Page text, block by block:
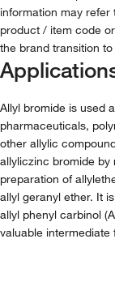
information may refer
product / item code
the brand transition
Allyl bromide is used
pharmaceuticals,
other allylic
allyliczinc bromide by
preparation of
allyl geranyl ether. It
allyl phenyl carbinol
valuable